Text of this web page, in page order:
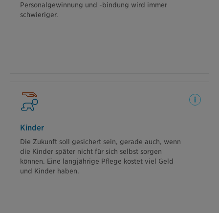
Personalgewinnung und -bindung wird immer
schwieriger.
Nach einem Sturz vom Pferd können Sie nur noch zu
50 % arbeiten. Sie brauchen neben ärztlicher auch
Kinder
Die Zukunft soll gesichert sein, gerade auch, wenn
die Kinder später nicht für sich selbst sorgen
können. Eine langjährige Pflege kostet viel Geld
und Kinder haben.
überfährt es.
Wie sich herausstellt, führt der Unfall zu einer
bleibenden Behinderung und Ihr Kind kann später
keinen Beruf erlernen. Lesen Sie, mit welchen